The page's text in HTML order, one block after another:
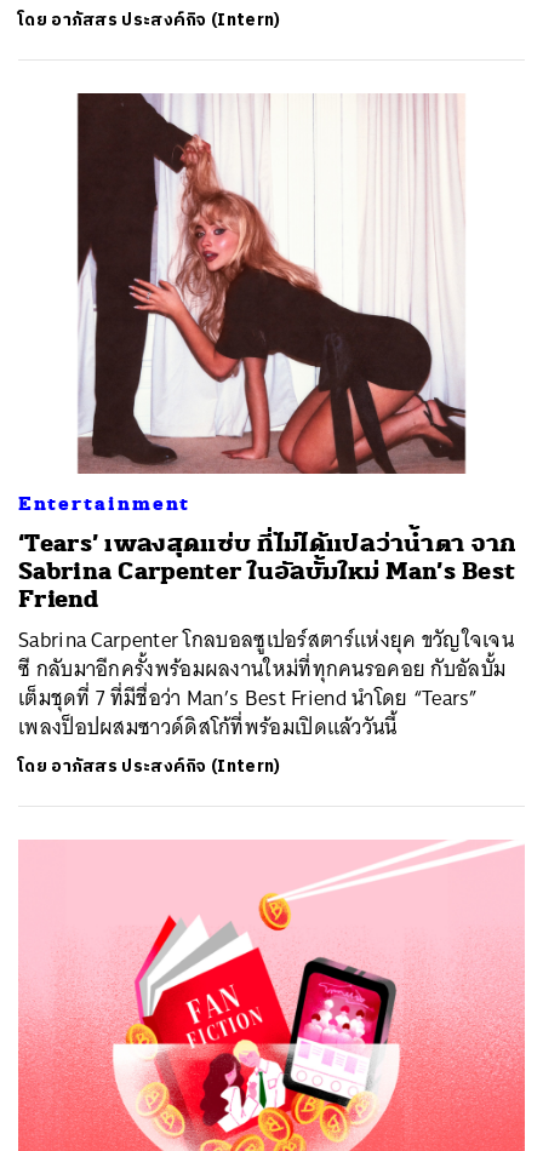
โดย อาภัสสร ประสงค์กิจ (Intern)
Entertainment
‘Tears’ เพลงสุดแซ่บ ที่ไม่ได้แปลว่าน้ำตา จาก
Sabrina Carpenter ในอัลบั้มใหม่ Man’s Best
Friend
Sabrina Carpenter โกลบอลซูเปอร์สตาร์แห่งยุค ขวัญใจเจน
ซี กลับมาอีกครั้งพร้อมผลงานใหม่ที่ทุกคนรอคอย กับอัลบั้ม
เต็มชุดที่ 7 ที่มีชื่อว่า Man’s Best Friend นำโดย “Tears”
เพลงป็อปผสมซาวด์ดิสโก้ที่พร้อมเปิดแล้ววันนี้
โดย อาภัสสร ประสงค์กิจ (Intern)